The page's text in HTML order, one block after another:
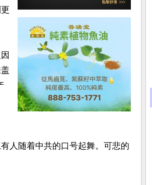
人随着中共的口号起舞。可悲的